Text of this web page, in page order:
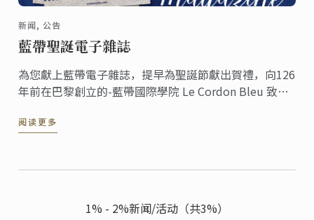
新闻, 公告
藍帶聖誕電子雜誌
為您獻上藍帶電子雜誌，提早為聖誕節獻出賀禮，向126
年前在巴黎創立的-藍帶國際學院 Le Cordon Bleu 致
阅读更多
1% - 2%新闻/活动（共3%）